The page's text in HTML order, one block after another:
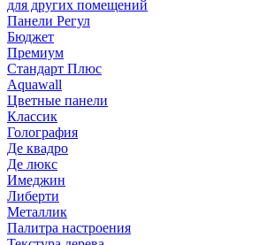
для других помещений
Панели Регул
Бюджет
Премиум
Стандарт Плюс
Aquawall
Цветные панели
Классик
Голография
Де квадро
Де люкс
Имеджин
Либерти
Металлик
Палитра настроения